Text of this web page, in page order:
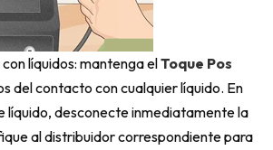
líquidos: mantenga elToque Pos
del contacto con cualquier líquido. En
líquido, desconecte inmediatamente la
al distribuidor correspondiente para